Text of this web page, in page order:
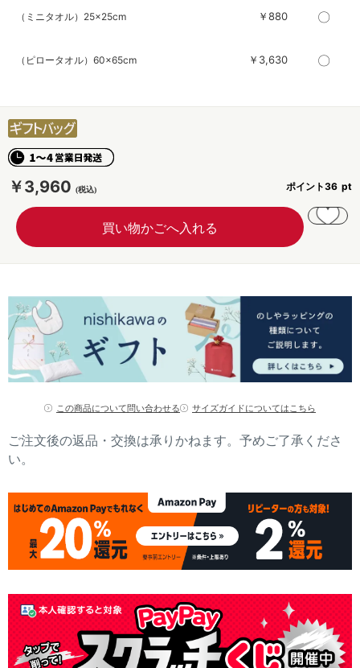
￥3,960 ポイント36
（ミニタオル）25×25cm ￥880 〇
（ピロータオル）60×65cm ￥3,630 〇
この商品について問い合わせる サイズガイドについてはこちら
ご注文後の返品・交換は承りかねます。予めご了承くださ
い。